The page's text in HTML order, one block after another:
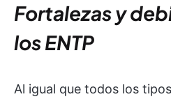
Fortalezas y
los ENTP
Al igual que todos los